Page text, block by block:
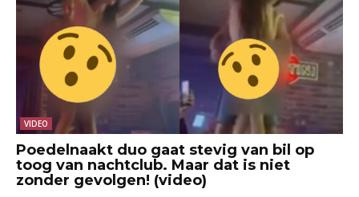
VIDEO
Poedelnaakt duo gaat stevig van bil op
toog van nachtclub. Maar dat is niet
zonder gevolgen! (video)